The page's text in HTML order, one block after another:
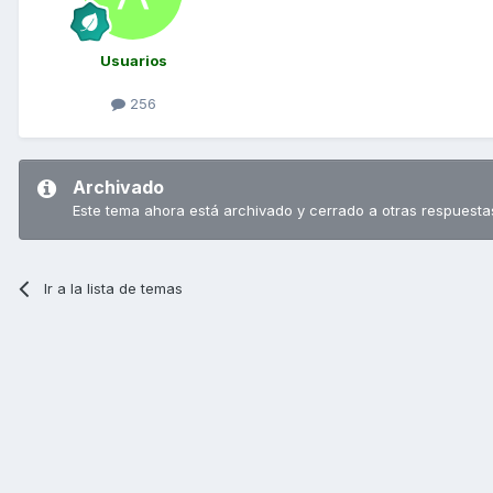
Usuarios
256
Archivado
Este tema ahora está archivado y cerrado a otras
Ir a la lista de temas